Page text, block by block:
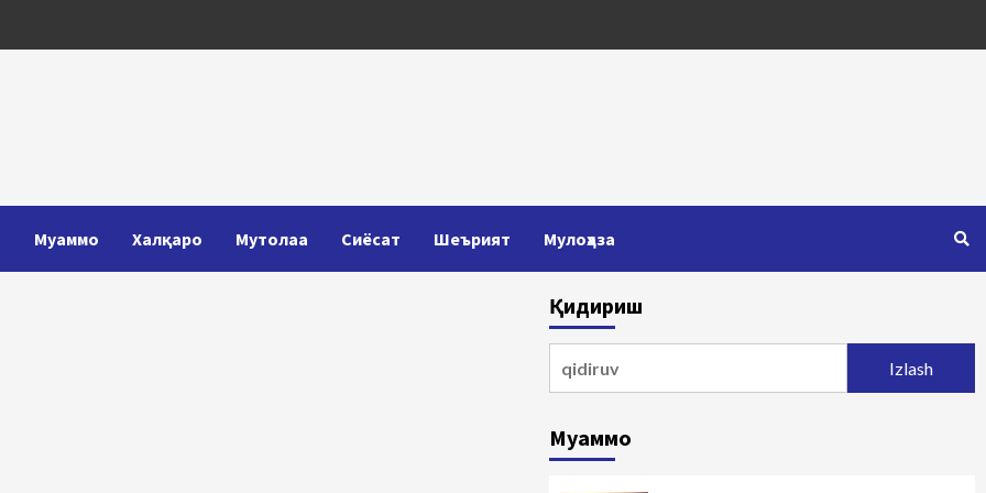
Муаммо Халқаро Мутолаа Сиёсат Шеърият Мулоҳаза
Қидириш
Муаммо